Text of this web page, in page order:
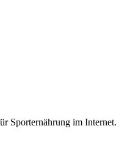
Sporternährung im Internet.